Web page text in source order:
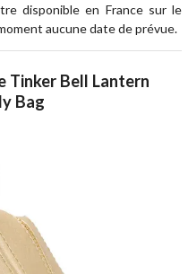
disponible en France sur le
aucune date de prévue.
Tinker Bell Lantern
Bag